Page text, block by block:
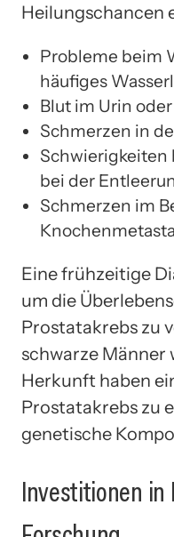
Heilungschancen
Probleme beim
häufiges
Blut im Urin
Schmerzen in
Schwierigkeiten
bei der
Schmerzen im
Eine frühzeitige
um die
Prostatakrebs zu
schwarze
Herkunft haben
Prostatakrebs zu
genetische
Investitionen